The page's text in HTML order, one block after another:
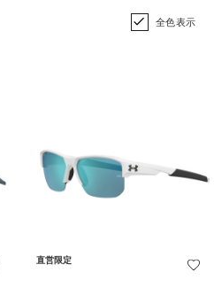
全色表示
直営限定